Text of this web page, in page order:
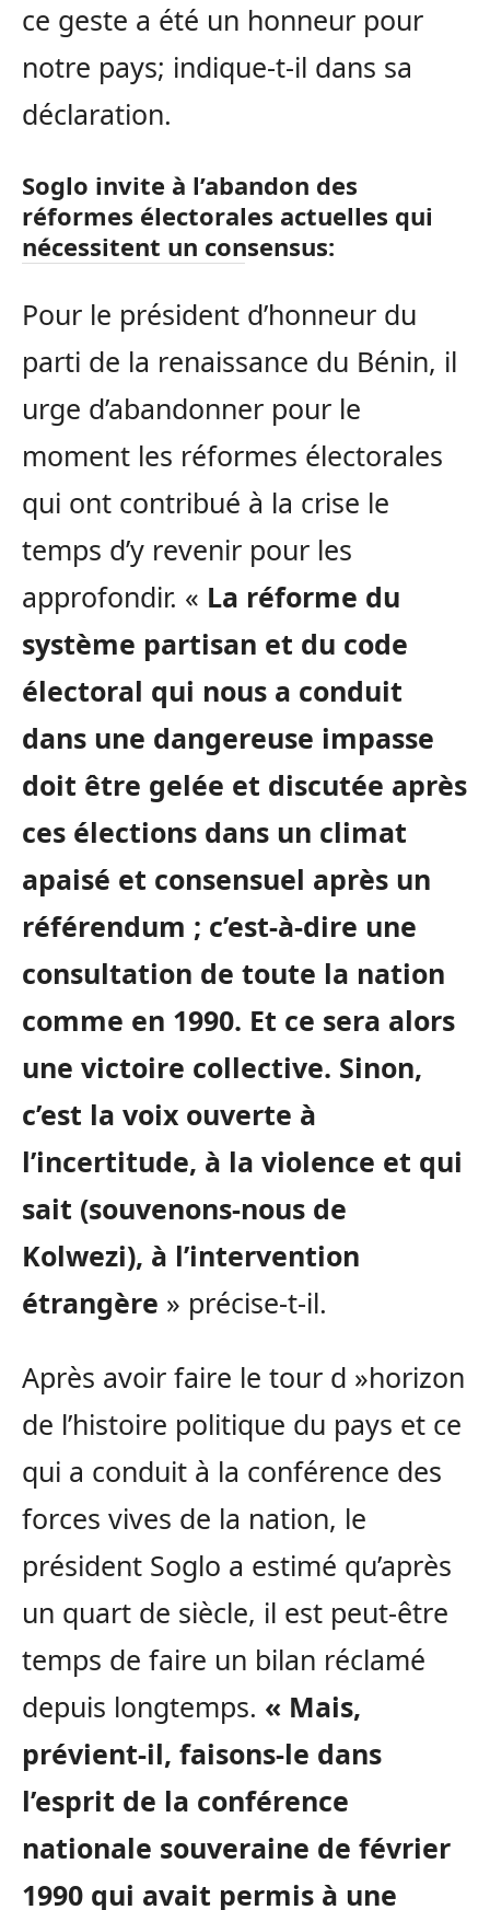
ce geste a été un honneur pour
notre pays; indique-t-il dans sa
déclaration.
Soglo invite à l’abandon des
réformes électorales actuelles qui
nécessitent un consensus:
Pour le président d’honneur du
parti de la renaissance du Bénin, il
urge d’abandonner pour le
moment les réformes électorales
qui ont contribué à la crise le
temps d’y revenir pour les
approfondir. « La réforme du
système partisan et du code
électoral qui nous a conduit
dans une dangereuse impasse
doit être gelée et discutée après
ces élections dans un climat
apaisé et consensuel après un
référendum ; c’est-à-dire une
consultation de toute la nation
comme en 1990. Et ce sera alors
une victoire collective. Sinon,
c’est la voix ouverte à
l’incertitude, à la violence et qui
sait (souvenons-nous de
Kolwezi), à l’intervention
étrangère » précise-t-il.
Après avoir faire le tour d »horizon
de l’histoire politique du pays et ce
qui a conduit à la conférence des
forces vives de la nation, le
président Soglo a estimé qu’après
un quart de siècle, il est peut-être
temps de faire un bilan réclamé
depuis longtemps. « Mais,
prévient-il, faisons-le dans
l’esprit de la conférence
nationale souveraine de février
1990 qui avait permis à une